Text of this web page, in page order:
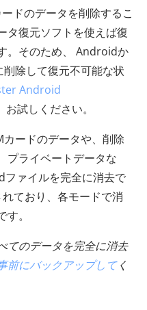
ドのデータを削除するこ
タ復元ソフトを使えば復
。そのため、 Androidか
除して復元不可能な状
Android
お試しください。
ードのデータや、削除
プライベートデータな
ァイルを完全に消去で
ており、各モードで消
。
てのデータを完全に消去
前​​にバックアップしてく